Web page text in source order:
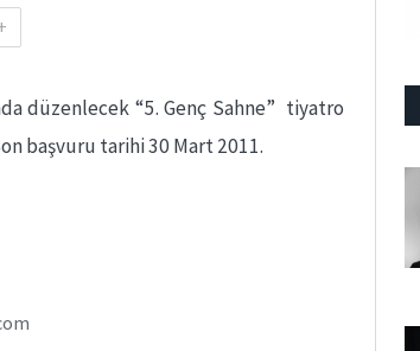
düzenlecek “5. Genç Sahne” tiyatro
başvuru tarihi 30 Mart 2011.